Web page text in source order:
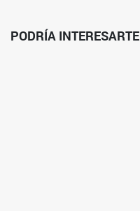
PODRÍA INTERESARTE